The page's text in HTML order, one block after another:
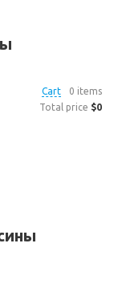
Cart
0 items
Total price $0